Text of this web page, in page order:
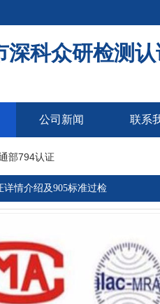
年更新
深科众研检测
公司新闻 联系
部794认证
详情介绍及905标准过检